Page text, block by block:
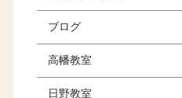
ブログ
高幡教室
日野教室